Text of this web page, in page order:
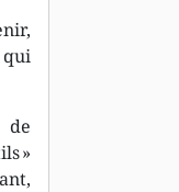
qui
de
»